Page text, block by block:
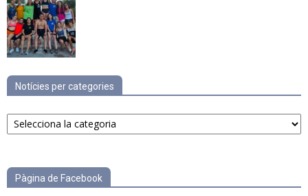
Notícies per categories
Notícies
per
Pàgina de Facebook